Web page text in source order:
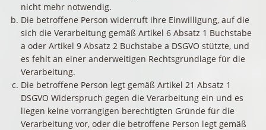
nicht mehr notwendig.
Die betroffene Person widerruft ihre Einwilligung, auf die
sich die Verarbeitung gemäß Artikel 6 Absatz 1 Buchstabe
a oder Artikel 9 Absatz 2 Buchstabe a DSGVO stützte, und
es fehlt an einer anderweitigen Rechtsgrundlage für die
Verarbeitung.
Die betroffene Person legt gemäß Artikel 21 Absatz 1
DSGVO Widerspruch gegen die Verarbeitung ein und es
liegen keine vorrangigen berechtigten Gründe für die
Verarbeitung vor, oder die betroffene Person legt gemäß